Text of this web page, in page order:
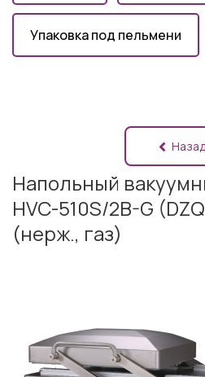
Упаковка под пельмени
Назад
Напольный
HVC-510S/2B-G
(нерж., газ)